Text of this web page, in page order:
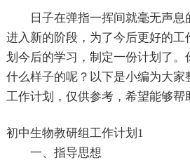
日子在弹指一挥间就毫无声
进入新的阶段，为了今后更好的
划今后的学习，制定一份计划了。
什么样子的呢？以下是小编为大家
工作计划，仅供参考，希望能够帮
初中生物教研组工作计划1
一、指导思想